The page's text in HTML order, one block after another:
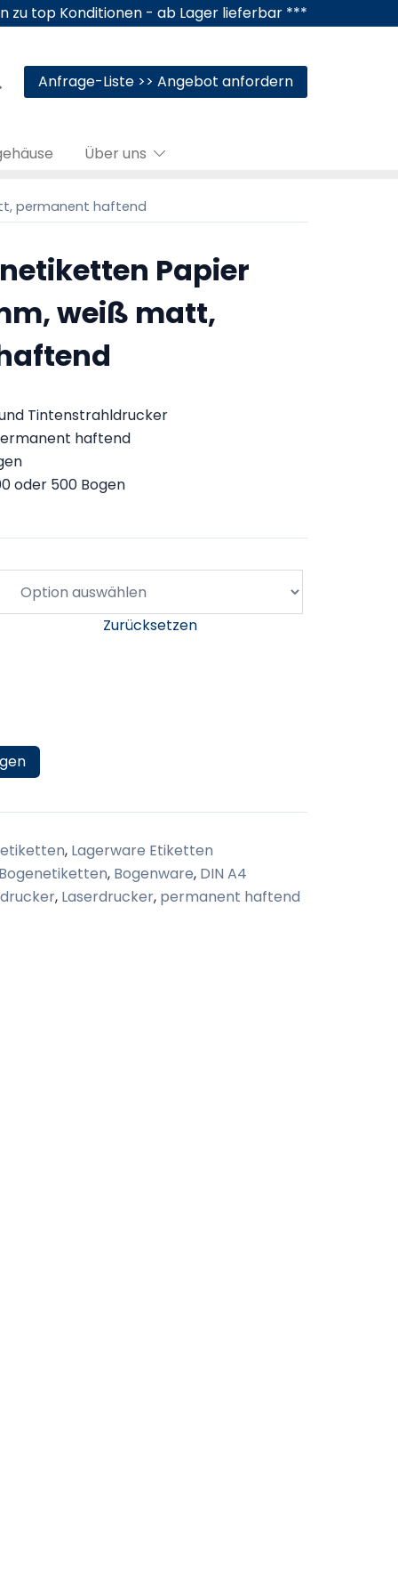
zu top Konditionen - ab Lager lieferbar ***
Anfrage-Liste >> Angebot anfordern
Über uns
permanent haftend
Papier
weiß matt,
Tintenstrahldrucker
haftend
oder 500 Bogen
Zurücksetzen
, Lagerware Etiketten
, Bogenware, DIN A4
, Laserdrucker, permanent haftend